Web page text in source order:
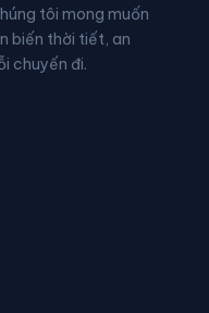
Long Hẹ
Xã Lóng Sập
tôi mong muốn
biến thời tiết, an
chuyến đi.